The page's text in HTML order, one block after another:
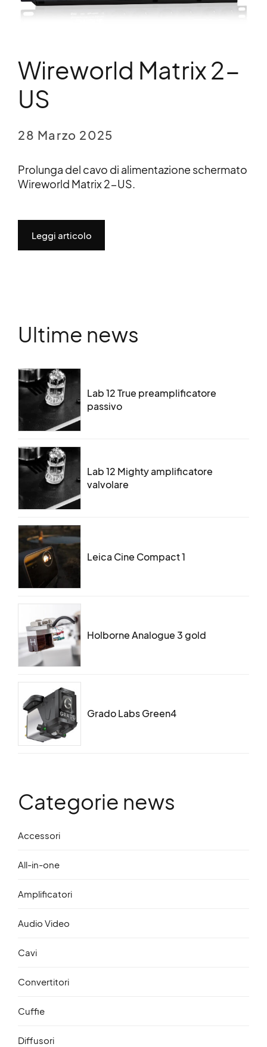
Wireworld Matrix 2-
US
28 Marzo 2025
Prolunga del cavo di alimentazione schermato
Wireworld Matrix 2-US.
Leggi articolo
Ultime news
Lab 12 True preamplificatore
passivo
Lab 12 Mighty amplificatore
valvolare
Leica Cine Compact 1
Holborne Analogue 3 gold
Grado Labs Green4
Categorie news
Accessori
All-in-one
Amplificatori
Audio Video
Cavi
Convertitori
Cuffie
Diffusori